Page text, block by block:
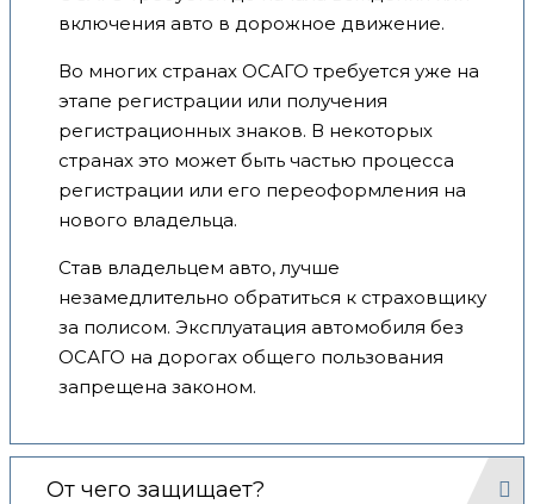
включения авто в дорожное движение.
Во многих странах ОСАГО требуется уже на
этапе регистрации или получения
регистрационных знаков. В некоторых
странах это может быть частью процесса
регистрации или его переоформления на
нового владельца.
Став владельцем авто, лучше
незамедлительно обратиться к страховщику
за полисом. Эксплуатация автомобиля без
ОСАГО на дорогах общего пользования
запрещена законом.
От чего защищает?